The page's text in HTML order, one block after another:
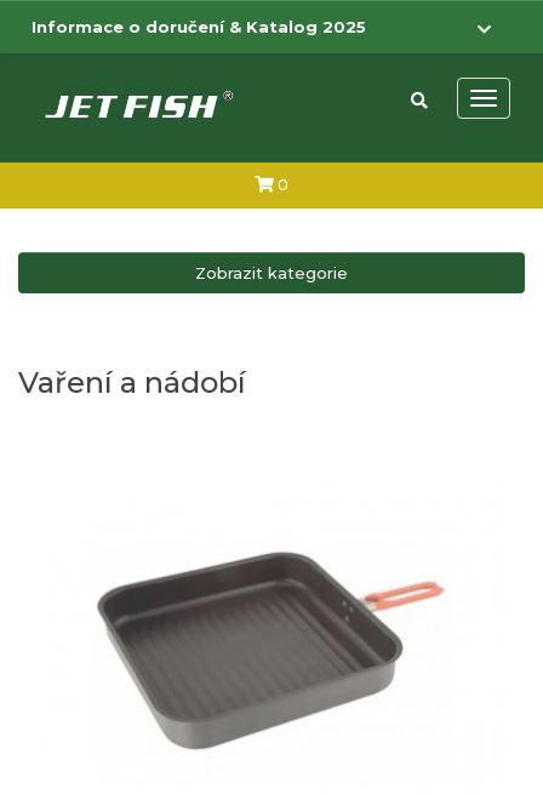
Informace o doručení & Katalog 2025
Otevřít
0
Zobrazit kategorie
Vaření a nádobí